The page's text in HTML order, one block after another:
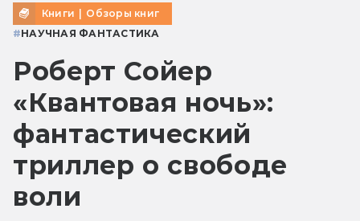
Книги | Обзоры книг
#НАУЧНАЯ ФАНТАСТИКА
Роберт Сойер
«Квантовая ночь»:
фантастический
триллер о свободе
воли